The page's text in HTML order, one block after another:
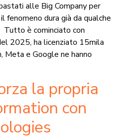
alle Big Company per
dura già da qualche
Tutto è cominciato con
2025, ha licenziato 15mila
Meta e Google ne hanno
la propria
con